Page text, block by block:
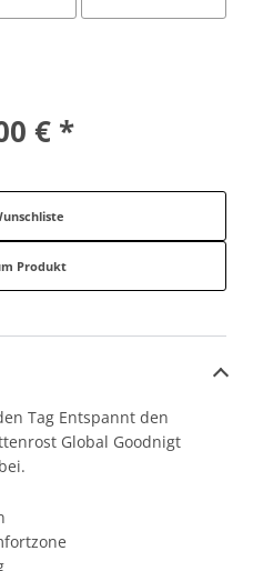
€ *
Produkt
Tag Entspannt den
Global Goodnigt